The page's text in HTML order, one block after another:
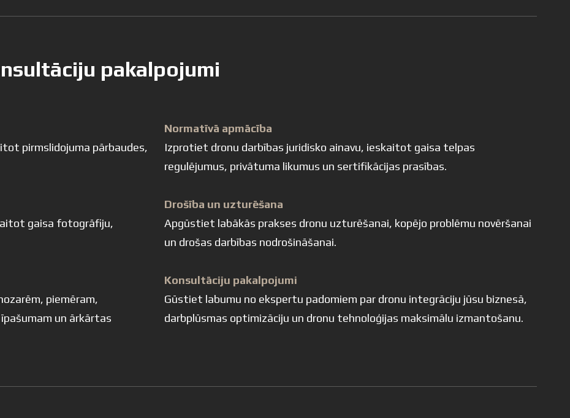
pakalpojumi
pirmslidojuma pārbaudes,
gaisa fotogrāfiju,
piemēram,
un ārkārtas
Normatīvā apmācība
Izprotiet dronu darbības juridisko ainavu, ieskaitot gaisa telpas
regulējumus, privātuma likumus un sertifikācijas prasības.
Drošība un uzturēšana
Apgūstiet labākās prakses dronu uzturēšanai, kopējo problēmu novēršanai
un drošas darbības nodrošināšanai.
Konsultāciju pakalpojumi
Gūstiet labumu no ekspertu padomiem par dronu integrāciju jūsu biznesā,
darbplūsmas optimizāciju un dronu tehnoloģijas maksimālu izmantošanu.